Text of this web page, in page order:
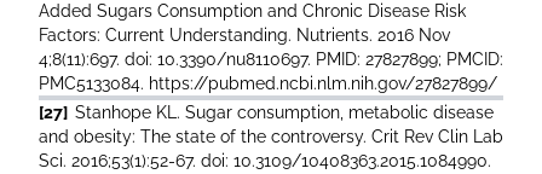
Added Sugars Consumption and Chronic Disease Risk
Factors: Current Understanding. Nutrients. 2016 Nov
4;8(11):697. doi: 10.3390/nu8110697. PMID: 27827899; PMCID:
PMC5133084. https://pubmed.ncbi.nlm.nih.gov/27827899/
[27] Stanhope KL. Sugar consumption, metabolic disease
and obesity: The state of the controversy. Crit Rev Clin Lab
Sci. 2016;53(1):52-67. doi: 10.3109/10408363.2015.1084990.